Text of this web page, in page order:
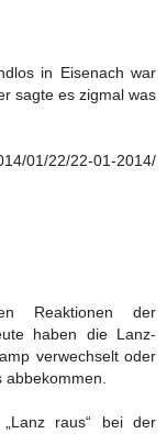
in Eisenach war
sagte es zigmal was
01/22/22-01-2014/
Reaktionen der
haben die Lanz-
verwechselt oder
raus“ bei der